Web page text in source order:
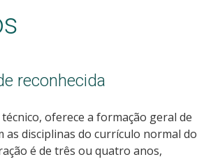
reconhecida
oferece a formação geral de
disciplinas do currículo normal do
é de três ou quatro anos,